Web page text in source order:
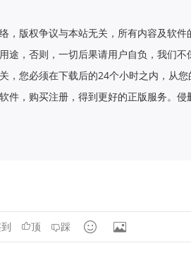
，版权争议与本站无关，所有内容及软
途，否则，一切后果请用户自负，我们
，您必须在下载后的24个小时之内，从
件，购买注册，得到更好的正版服务。侵
顶 踩  